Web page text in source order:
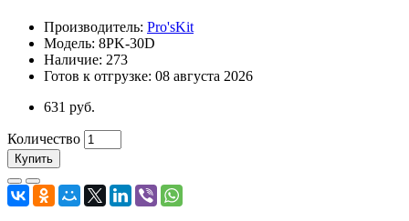
Производитель: Pro'sKit
Модель: 8PK-30D
Наличие: 273
Готов к отгрузке: 08 августа 2026
631 руб.
Количество
Купить